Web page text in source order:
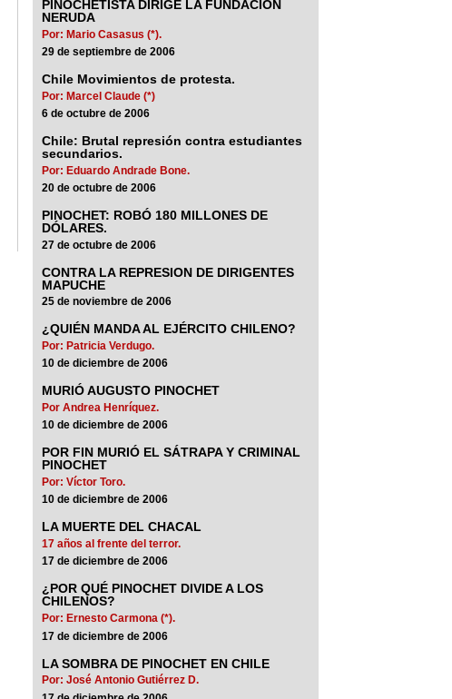
PINOCHETISTA DIRIGE LA FUNDACION
NERUDA
Por: Mario Casasus (*).
29 de septiembre de 2006
Chile Movimientos de protesta.
Por: Marcel Claude (*)
6 de octubre de 2006
Chile: Brutal represión contra estudiantes
secundarios.
Por: Eduardo Andrade Bone.
20 de octubre de 2006
PINOCHET: ROBÓ 180 MILLONES DE
DÓLARES.
27 de octubre de 2006
CONTRA LA REPRESION DE DIRIGENTES
MAPUCHE
25 de noviembre de 2006
¿QUIÉN MANDA AL EJÉRCITO CHILENO?
Por: Patricia Verdugo.
10 de diciembre de 2006
MURIÓ AUGUSTO PINOCHET
Por Andrea Henríquez.
10 de diciembre de 2006
POR FIN MURIÓ EL SÁTRAPA Y CRIMINAL
PINOCHET
Por: Víctor Toro.
10 de diciembre de 2006
LA MUERTE DEL CHACAL
17 años al frente del terror.
17 de diciembre de 2006
¿POR QUÉ PINOCHET DIVIDE A LOS
CHILENOS?
Por: Ernesto Carmona (*).
17 de diciembre de 2006
LA SOMBRA DE PINOCHET EN CHILE
Por: José Antonio Gutiérrez D.